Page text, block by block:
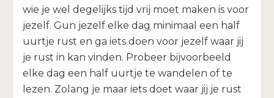
wie je wel degelijks tijd vrij moet maken is voor
jezelf. Gun jezelf elke dag minimaal een half
uurtje rust en ga iets doen voor jezelf waar jij
je rust in kan vinden. Probeer bijvoorbeeld
elke dag een half uurtje te wandelen of te
lezen. Zolang je maar iets doet waar jij je rust